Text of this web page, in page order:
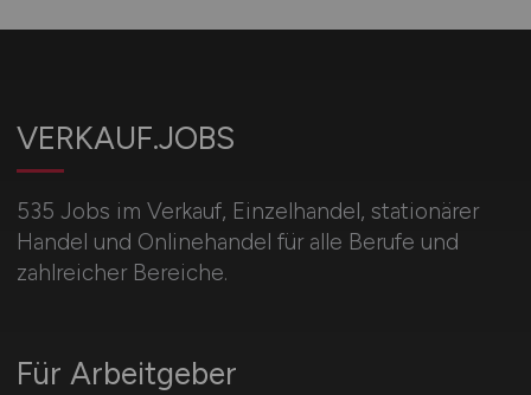
VERKAUF.JOBS
535 Jobs im Verkauf, Einzelhandel, stationärer
Handel und Onlinehandel für alle Berufe und
zahlreicher Bereiche.
Für Arbeitgeber